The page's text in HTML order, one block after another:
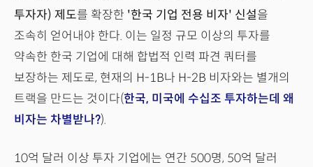
투자자) 제도를 확장한 '한국 기업 전용 비자' 신설을
조속히 얻어내야 한다. 이는 일정 규모 이상의 투자를
약속한 한국 기업에 대해 합법적 인력 파견 쿼터를
보장하는 제도로, 현재의 H-1B나 H-2B 비자와는 별개의
트랙을 만드는 것이다(한국, 미국에 수십조 투자하는데 왜
비자는 차별받나?).
10억 달러 이상 투자 기업에는 연간 500명, 50억 달러